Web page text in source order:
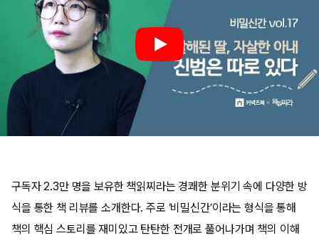
구독자 2.3만 명을 보유한 책읽찌라는 경쾌한 분위기 속에 다양한 방
식을 통한 책 리뷰를 소개한다. 주로 ‘비밀신간’이라는 형식을 통해
책의 핵심 스토리를 재미있고 탄탄한 전개로 풀어나가며 책의 이해